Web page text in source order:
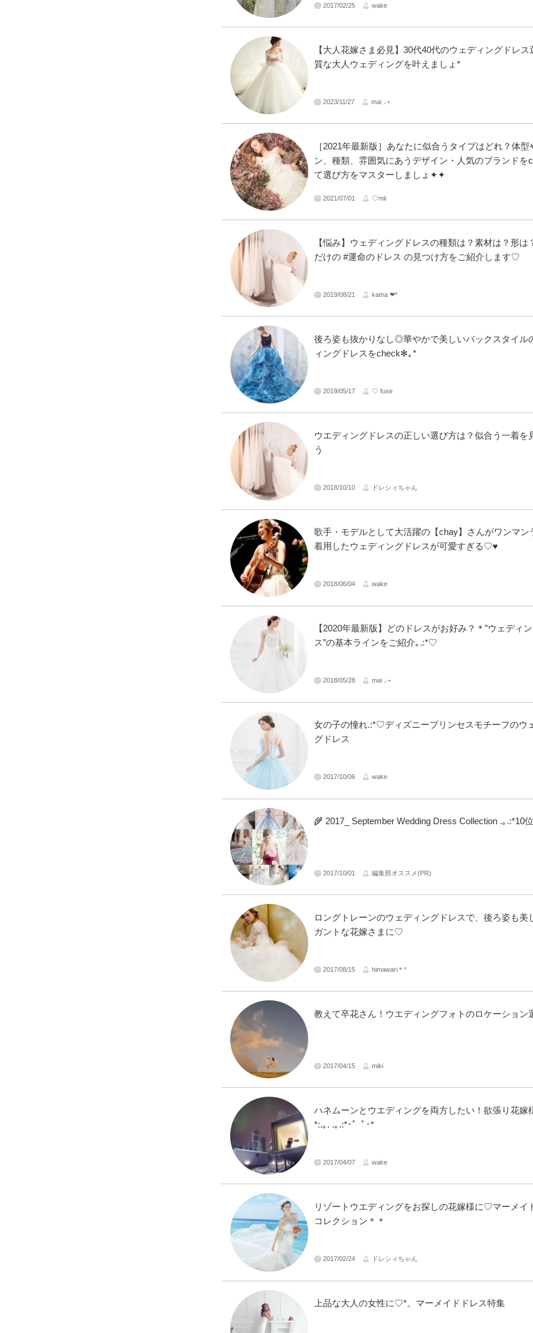
2017/02/25 wake
【大人花嫁さま必見】30代40代のウェディングドレ
質な大人ウェディングを叶えましょ*
2023/11/27 mai ⸝⋆
［2021年最新版］あなたに似合うタイプはどれ？体型
ン、種類、雰囲気にあうデザイン・人気のブランドを
て選び方をマスターしましょ✦✦
2021/07/01 ♡mii
【悩み】ウェディングドレスの種類は？素材は？形は
だけの #運命のドレス の見つけ方をご紹介します♡
2019/08/21 kama ❤︎*
後ろ姿も抜かりなし◎華やかで美しいバックスタイル
ィングドレスをcheck✻｡*
2019/05/17 ♡ fuse
ウエディングドレスの正しい選び方は？似合う一着を
う
2018/10/10 ドレシィちゃん
歌手・モデルとして大活躍の【chay】さんがワンマン
着用したウェディングドレスが可愛すぎる♡♥
2018/06/04 wake
【2020年最新版】どのドレスがお好み？＊”ウェディ
ス”の基本ラインをご紹介｡.:*♡
2018/05/28 mai ⸝⋆
女の子の憧れ.:*♡ディズニープリンセスモチーフのウ
グドレス
2017/10/06 wake
🌾 2017_ September Wedding Dress Collection .｡.:*10
2017/10/01 編集部オススメ(PR)
ロングトレーンのウェディングドレスで、後ろ姿も美
ガントな花嫁さまに♡
2017/08/15 himawari＊*
教えて卒花さん！ウエディングフォトのロケーション
2017/04/15 miki
ハネムーンとウエディングを両方したい！欲張り花嫁
*:.｡. .｡.:*･゜ﾟ･*
2017/04/07 wake
リゾートウエディングをお探しの花嫁様に♡マーメイ
コレクション＊＊
2017/02/24 ドレシィちゃん
上品な大人の女性に♡*。マーメイドドレス特集